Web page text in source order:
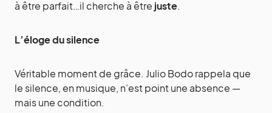
à être parfait…il cherche à être juste.
L’éloge du silence
Véritable moment de grâce. Julio Bodo rappela que
le silence, en musique, n’est point une absence —
mais une condition.